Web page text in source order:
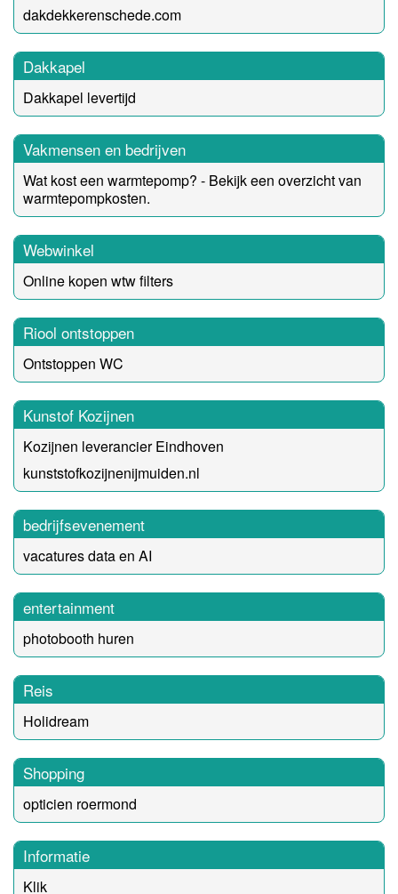
dakdekkerenschede.com
Dakkapel
Dakkapel levertijd
Vakmensen en bedrijven
Wat kost een warmtepomp? - Bekijk een overzicht van
warmtepompkosten.
Webwinkel
Online kopen wtw filters
Riool ontstoppen
Ontstoppen WC
Kunstof Kozijnen
Kozijnen leverancier Eindhoven
kunststofkozijnenijmuiden.nl
bedrijfsevenement
vacatures data en AI
entertainment
photobooth huren
Reis
Holidream
Shopping
opticien roermond
Informatie
Klik